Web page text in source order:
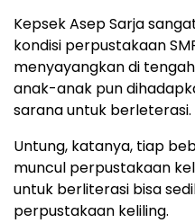
Kepsek Asep Sarja
kondisi perpustakaan
menyayangkan di
anak-anak pun
sarana untuk berleterasi.
Untung, katanya, tiap
muncul perpustakaan
untuk berliterasi bisa
perpustakaan keliling.